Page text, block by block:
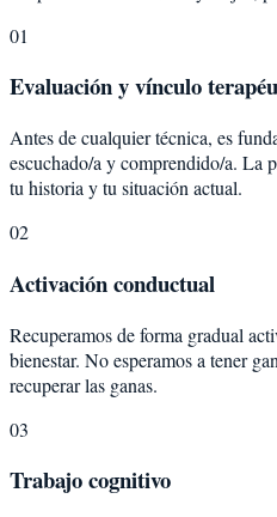
01
Evaluación y vínculo
Antes de cualquier técnica, es
escuchado/a y comprendido/a. La
tu historia y tu situación actual.
02
Activación conductual
Recuperamos de forma gradual
bienestar. No esperamos a tener
recuperar las ganas.
03
Trabajo cognitivo